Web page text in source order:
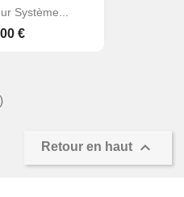
Système...
€
Retour en haut 